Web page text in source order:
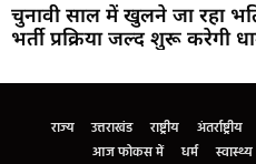
चुनावी साल में खुलने जा रहा
भर्ती प्रक्रिया जल्द शुरू करेगी
राज्य उत्तराखंड राष्ट्रीय अंतर्राष्ट्रीय
आज फोकस में
धर्म स्वास्थ्य